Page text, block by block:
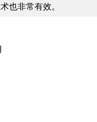
也非常有效。